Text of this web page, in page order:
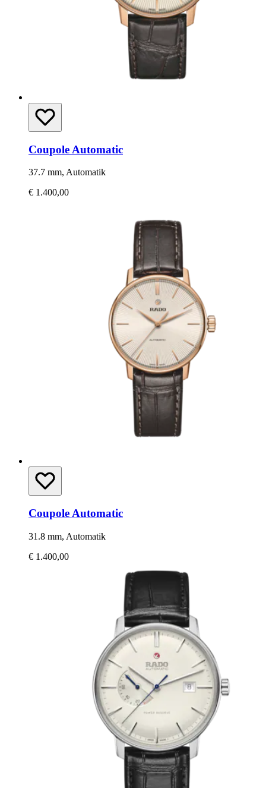
Coupole Automatic
37.7 mm, Automatik
€ 1.400,00
Coupole Automatic
31.8 mm, Automatik
€ 1.400,00